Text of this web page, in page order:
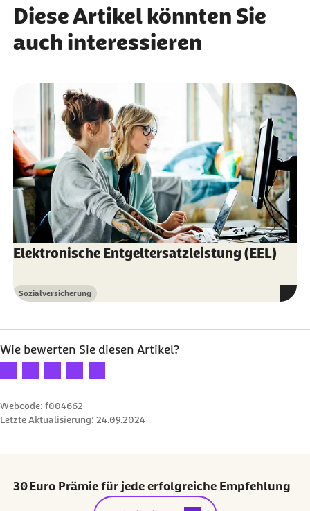
MBO Verlag GmbH
Diese Artikel könnten Sie
auch interessieren
Elektronische Entgeltersatzleistung (EEL)
Kategorie
Sozialversicherung
Wie bewerten Sie diesen Artikel?
Ihre Bewertung: 1 Stern
Ihre Bewertung: 2 Sterne
Ihre Bewertung: 3 Sterne
Ihre Bewertung: 4 Sterne
Ihre Bewertung: 5 Sterne
Webcode: f004662
Letzte Aktualisierung: 24.09.2024
30 Euro Prämie für jede erfolgreiche Empfehlung